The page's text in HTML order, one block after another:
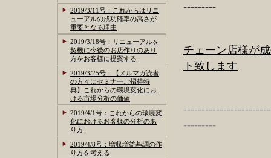
---------
チェーン店様が
ト致します
---------
2019/3/11号：これからはリニ
ューアルの成功確率の高さが
重要となる理由
2019/3/18号：リニューアルを
契機に今後のお店作りのあり
方をお客様に提案する
2019/3/25号：【メルマガ読者
の方々にセミナーご招待特
典】これからの環境変化にお
ける市場分析の価値
2019/4/1号：これからの環境変
化におけるお客様の分析のあ
り方
2019/4/8号：増収増益基調の作
り方を考える